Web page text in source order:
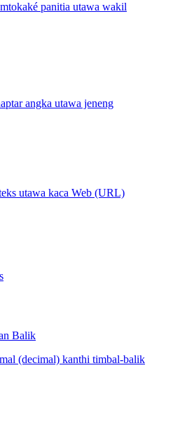
panitia utawa wakil
angka utawa jeneng
utawa kaca Web (URL)
Balik
(decimal) kanthi timbal-balik